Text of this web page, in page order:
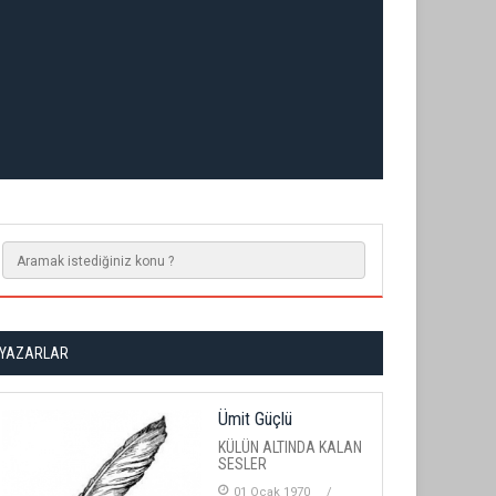
YAZARLAR
Ümit Güçlü
KÜLÜN ALTINDA KALAN
SESLER
01 Ocak 1970